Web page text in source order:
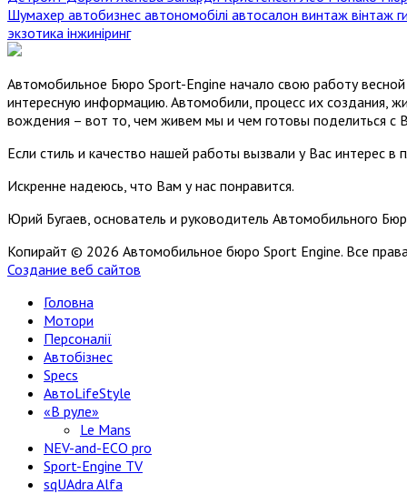
Шумахер автобизнес автономобілі автосалон винтаж вінтаж
экзотика інжиніринг
Автомобильное Бюро Sport-Engine начало свою работу
интересную информацию. Автомобили, процесс их создания,
вождения – вот то, чем живем мы и чем готовы поделиться с
Если стиль и качество нашей работы вызвали у Вас интерес в
Искренне надеюсь, что Вам у нас понравится.
Юрий Бугаев, основатель и руководитель Автомобильного
Копирайт © 2026 Автомобильное бюро Sport Engine. Все
Создание веб сайтов
Головна
Мотори
Персоналії
Автобізнес
Specs
АвтоLifeStyle
«В руле»
Le Mans
NEV-and-ECO pro
Sport-Engine TV
sqUAdra Alfa